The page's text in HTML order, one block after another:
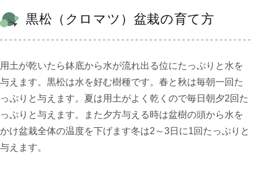
黒松（クロマツ）盆栽の育て方
用土が乾いたら鉢底から水が流れ出る位にたっぷりと水を
与えます。黒松は水を好む樹種です。春と秋は毎朝一回た
っぷりと与えます。夏は用土がよく乾くので毎日朝夕2回た
っぷりと与えます。また夕方与える時は盆樹の頭から水を
かけ盆栽全体の温度を下げます冬は2～3日に1回たっぷりと
与えます。